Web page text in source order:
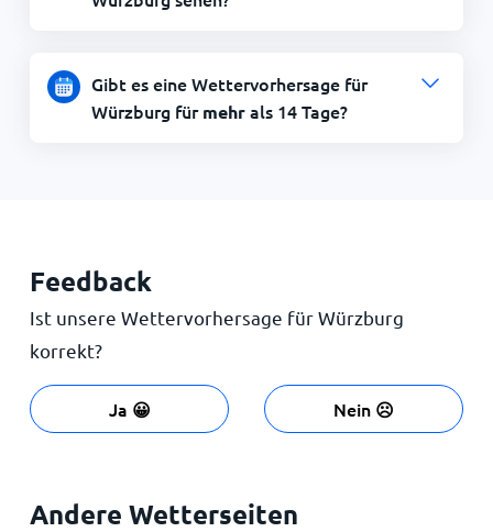
Gibt es eine Wettervorhersage für
Würzburg fürmehrals 14 Tage?
Feedback
Ist unsere Wettervorhersage für Würzburg
korrekt?
Ja 😀 Nein ☹️
Andere Wetterseiten